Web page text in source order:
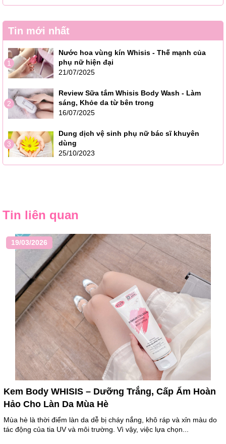
Tin mới nhất
1
Nước hoa vùng kín Whisis - Thế mạnh của
phụ nữ hiện đại
21/07/2025
2
Review Sữa tắm Whisis Body Wash - Làm
sáng, Khỏe da từ bên trong
16/07/2025
3
Dung dịch vệ sinh phụ nữ bác sĩ khuyên
dùng
25/10/2023
Tin liên quan
19/03/2026
Kem Body WHISIS – Dưỡng Trắng, Cấp Ẩm Hoàn
Hảo Cho Làn Da Mùa Hè
Mùa hè là thời điểm làn da dễ bị cháy nắng, khô ráp và xỉn màu do
tác động của tia UV và môi trường. Vì vậy, việc lựa chọn...